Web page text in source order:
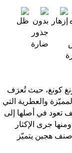
كونغ، حيث تُعرَف
والعطرية التي
في أصلها إلى
جرى الإكثار
هجين يتميّز